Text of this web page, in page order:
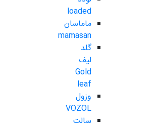
loaded
ماماسان
mamasan
گلد
لیف
Gold
leaf
وزول
VOZOL
سالت